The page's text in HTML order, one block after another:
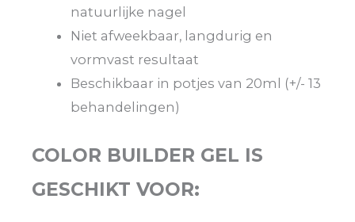
natuurlijke nagel
Niet afweekbaar, langdurig en
vormvast resultaat
Beschikbaar in potjes van 20ml (+/- 13
behandelingen)
COLOR BUILDER GEL IS
GESCHIKT VOOR: